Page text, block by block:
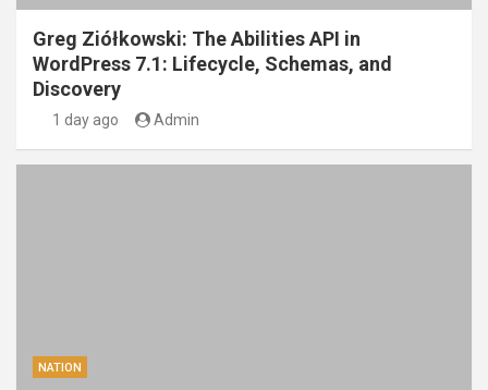
Greg Ziółkowski: The Abilities API in
WordPress 7.1: Lifecycle, Schemas, and
Discovery
1 day ago Admin
NATION